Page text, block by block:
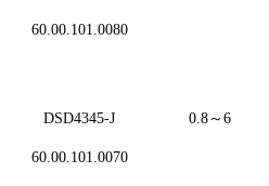
60.00.101.0080
DSD4345-J
60.00.101.0070
0.8～6